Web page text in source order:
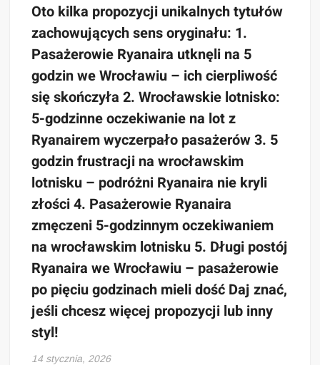
Oto kilka propozycji unikalnych tytułów
zachowujących sens oryginału: 1.
Pasażerowie Ryanaira utknęli na 5
godzin we Wrocławiu – ich cierpliwość
się skończyła 2. Wrocławskie lotnisko:
5-godzinne oczekiwanie na lot z
Ryanairem wyczerpało pasażerów 3. 5
godzin frustracji na wrocławskim
lotnisku – podróżni Ryanaira nie kryli
złości 4. Pasażerowie Ryanaira
zmęczeni 5-godzinnym oczekiwaniem
na wrocławskim lotnisku 5. Długi postój
Ryanaira we Wrocławiu – pasażerowie
po pięciu godzinach mieli dość Daj znać,
jeśli chcesz więcej propozycji lub inny
styl!
14 stycznia, 2026